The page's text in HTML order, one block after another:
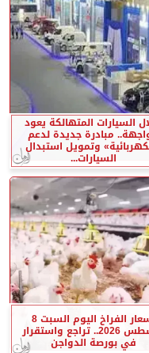
السيارات المتهالكة يعود
مبادرة جديدة لدعم
وتمويل استبدال
السيارات...
أسعار الفراخ اليوم السبت 8
أغسطس 2026.. تراجع واستقرار
في بورصة الدواجن